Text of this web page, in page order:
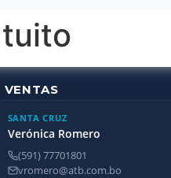
VENTAS
SANTA CRUZ
Verónica Romero
(591) 77701801
vromero@atb.com.bo